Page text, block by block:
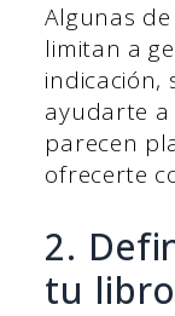
Algunas
limitan a
indicación,
ayudarte
parecen
ofrecerte
2.
tu libro